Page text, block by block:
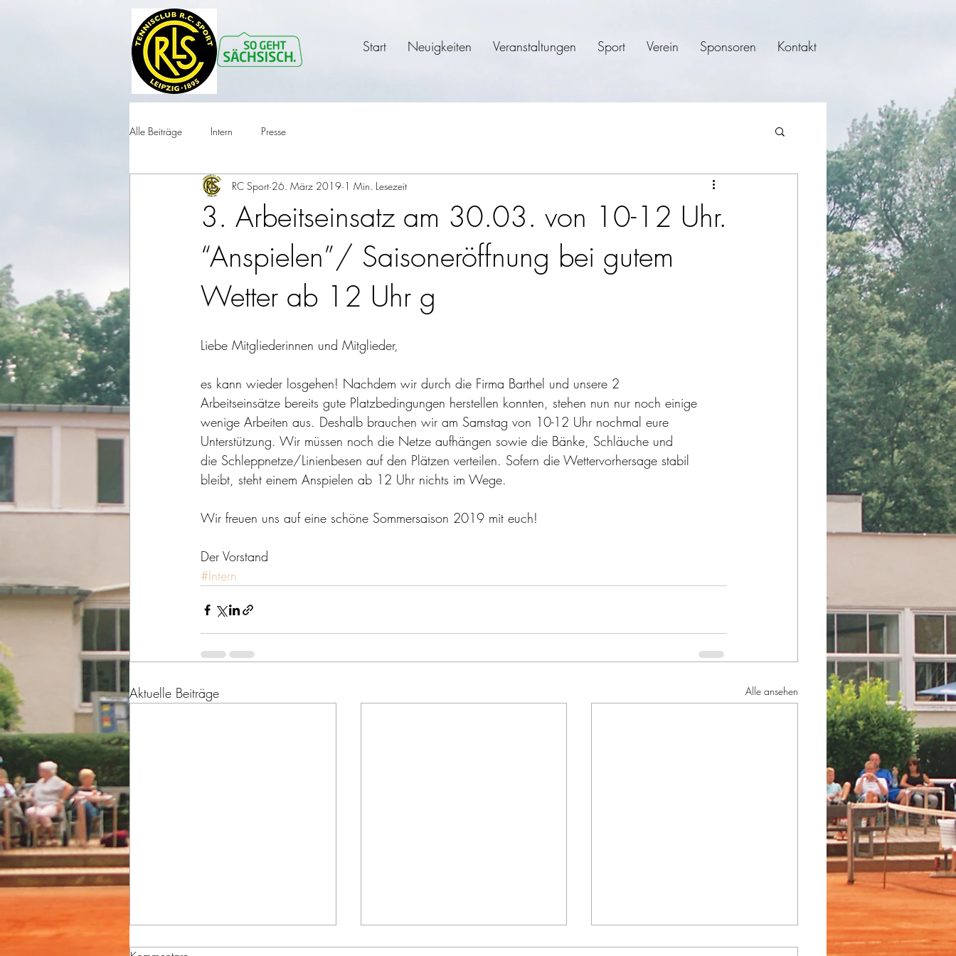
Start Neuigkeiten Veranstaltungen Sport Verein Sponsoren Kontakt
Alle Beiträge Intern Presse
3. Arbeitseinsatz am 30.03. von 10-12 Uhr.
“Anspielen”/ Saisoneröffnung bei gutem
Wetter ab 12 Uhr g
RC Sport 26. März 2019 1 Min. Lesezeit
Liebe Mitgliederinnen und Mitglieder,
es kann wieder losgehen! Nachdem wir durch die Firma Barthel und unsere 2
Arbeitseinsätze bereits gute Platzbedingungen herstellen konnten, stehen nun nur noch einige
wenige Arbeiten aus. Deshalb brauchen wir am Samstag von 10-12 Uhr nochmal eure
Unterstützung. Wir müssen noch die Netze aufhängen sowie die Bänke, Schläuche und
die Schleppnetze/Linienbesen auf den Plätzen verteilen. Sofern die Wettervorhersage stabil
bleibt, steht einem Anspielen ab 12 Uhr nichts im Wege.
Wir freuen uns auf eine schöne Sommersaison 2019 mit euch!
Der Vorstand
#Intern
Aktuelle Beiträge Alle ansehen